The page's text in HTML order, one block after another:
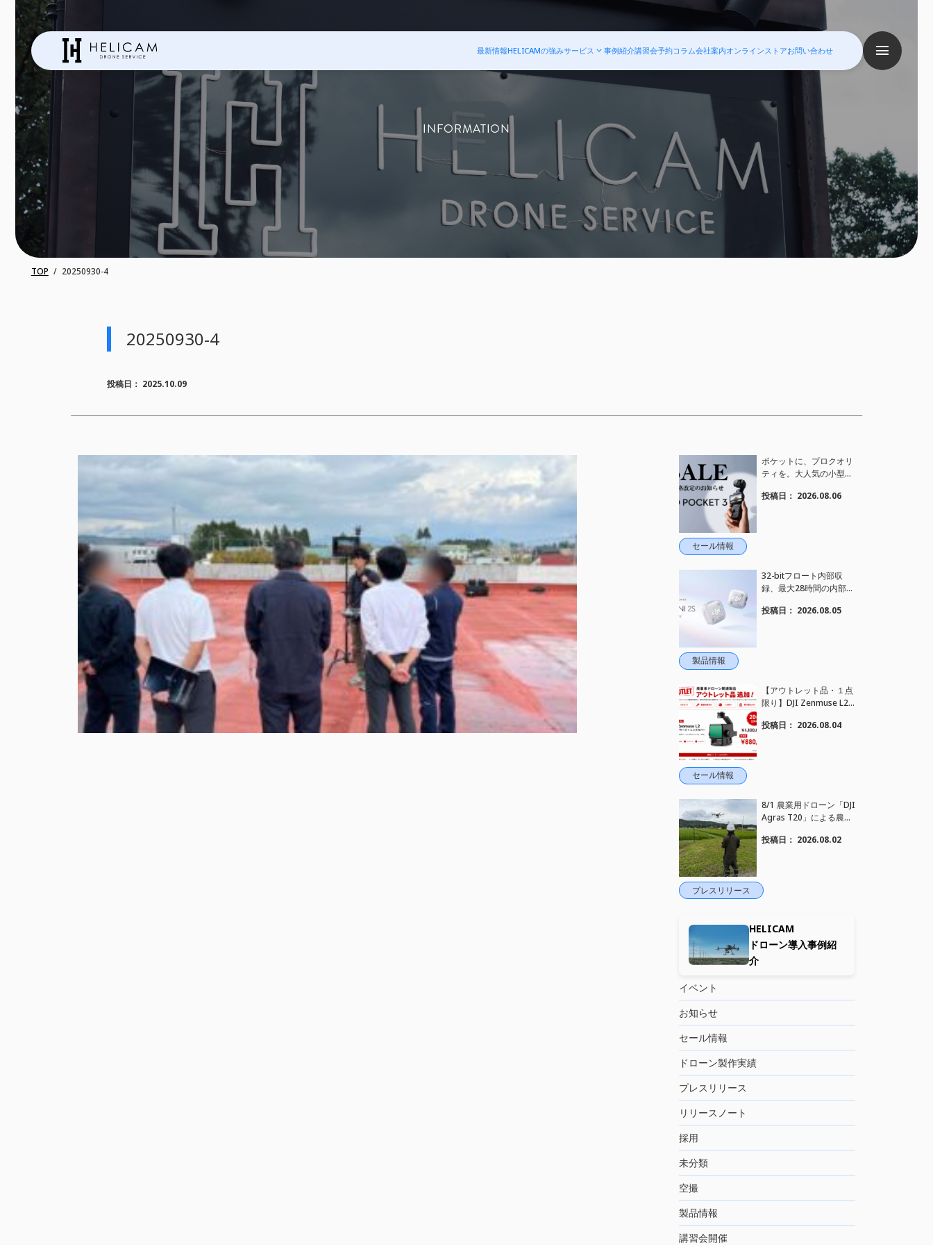
最新情報HELICAMの強みサービス 事例紹介講習会予約コラム会社案内オンラインストアお問い合わせ
INFORMATION
TOP 20250930-4
20250930-4
投稿日： 2025.10.09
セール情報
ポケットに、プロクオリ
ティを。大人気の小型カ
定価がさらにお値下げさ
投稿日： 2026.08.06
製品情報
32-bitフロート内部収
録、最大28時間の内部録
応、2段階AIノイズキャ
投稿日： 2026.08.05
セール情報
【アウトレット品・１点
限り】DJI Zenmuse L2
た。｜HELICAM STORE
投稿日： 2026.08.04
プレスリリース
8/1 農業用ドローン「DJI
Agras T20」による農薬
実施しました
投稿日： 2026.08.02
HELICAM
ドローン導入事例紹
介
イベント
お知らせ
セール情報
ドローン製作実績
プレスリリース
リリースノート
採用
未分類
空撮
製品情報
講習会開催